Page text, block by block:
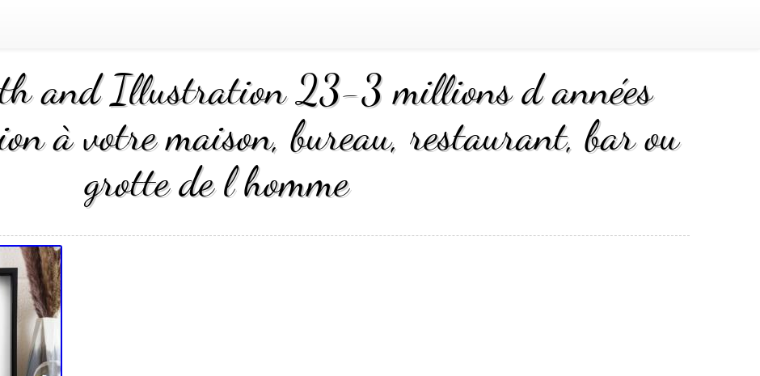
and Illustration 23-3 millions d années
à votre maison, bureau, restaurant, bar ou
grotte de l homme